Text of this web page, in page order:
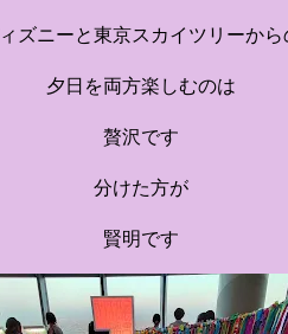
ズニーと東京スカイツリーから
夕日を両方楽しむのは
贅沢です
分けた方が
賢明です